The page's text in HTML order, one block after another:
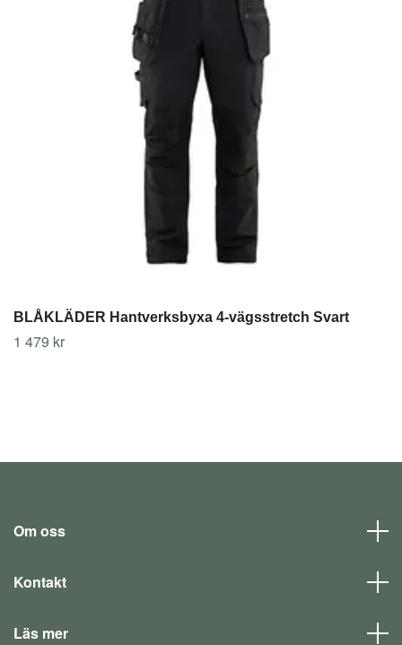
BLÅKLÄDER Hantverksbyxa 4-vägsstretch Svart
1 479 kr
Om oss
Kontakt
Läs mer